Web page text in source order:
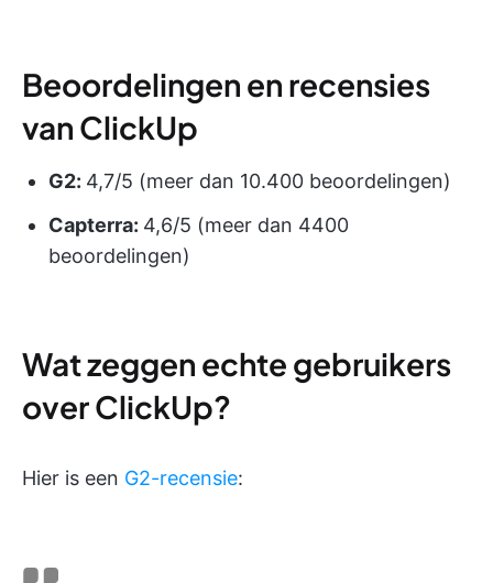
Beoordelingen en recensies
van ClickUp
G2: 4,7/5 (meer dan 10.400 beoordelingen)
Capterra: 4,6/5 (meer dan 4400
beoordelingen)
Wat zeggen echte gebruikers
over ClickUp?
Hier is een G2-recensie: